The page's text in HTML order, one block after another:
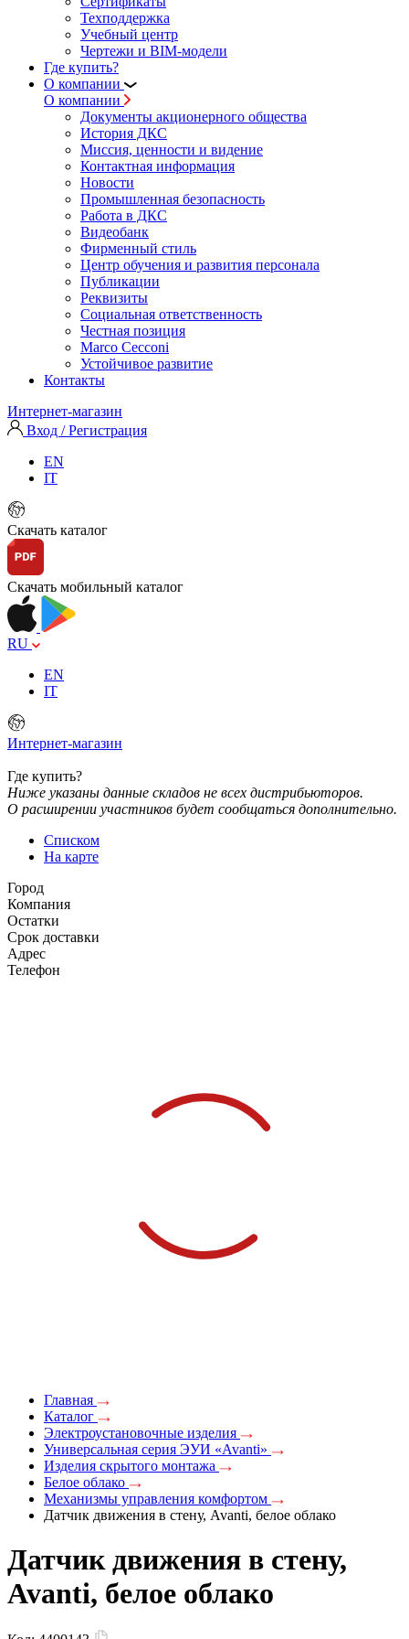
Техподдержка
Учебный центр
Чертежи и BIM-модели
Где купить?
О компании
О компании
Документы акционерного общества
История ДКС
Миссия, ценности и видение
Контактная информация
Новости
Промышленная безопасность
Работа в ДКС
Видеобанк
Фирменный стиль
Центр обучения и развития персонала
Публикации
Реквизиты
Социальная ответственность
Честная позиция
Marco Cecconi
Устойчивое развитие
Контакты
Интернет-магазин
Вход / Регистрация
EN
IT
Скачать каталог
Скачать мобильный каталог
RU
EN
IT
Интернет-магазин
Где купить?
Ниже указаны данные складов не всех дистрибьюторов.
О расширении участников будет сообщаться дополнительно.
Списком
На карте
Город
Компания
Остатки
Срок доставки
Адрес
Телефон
Главная
Каталог
Электроустановочные изделия
Универсальная серия ЭУИ «Avanti»
Изделия скрытого монтажа
Белое облако
Механизмы управления комфортом
Датчик движения в стену, Avanti, белое облако
Датчик движения в стену,
Avanti, белое облако